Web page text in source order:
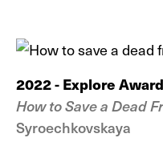
2022 - Explore Award
How to Save a Dead
Syroechkovskaya